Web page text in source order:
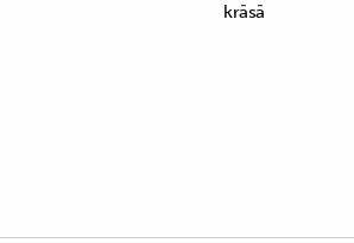
krāsā